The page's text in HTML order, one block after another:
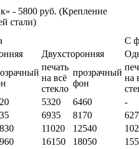
- 5800 руб. (Крепление
стали)
С
Двухсторонняя
печать
на всё
стекло
прозрачный
фон
на
5320 6460
-
6935 8170
11020 12540
16150 18050